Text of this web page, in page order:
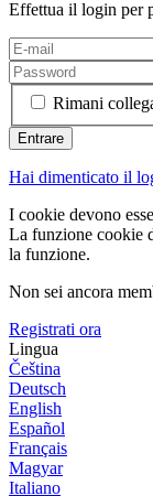
Effettua il login per
Rimani
Hai dimenticato il
I cookie devono
La funzione cookie
la funzione.
Non sei ancora
Registrati ora
Lingua
Čeština
Deutsch
English
Español
Français
Magyar
Italiano